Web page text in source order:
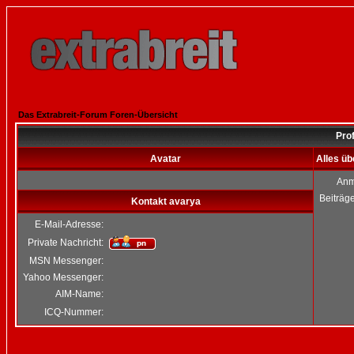
Das Extrabreit-Forum Foren-Übersicht
Avatar Alles
Kontakt avarya
E-Mail-Adresse:
Private Nachricht:
MSN Messenger:
Yahoo Messenger:
AIM-Name:
ICQ-Nummer: